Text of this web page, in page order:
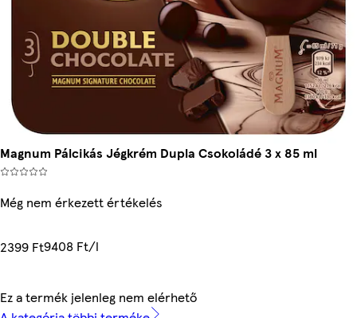
Magnum Pálcikás Jégkrém Dupla Csokoládé 3 x 85 ml
Még nem érkezett értékelés
2399 Ft9408 Ft/l
Ez a termék jelenleg nem elérhető